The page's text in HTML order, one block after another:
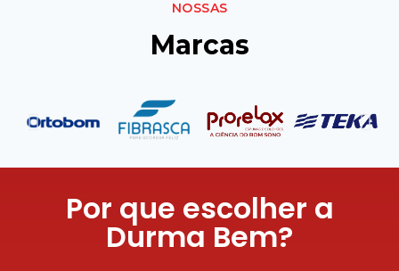
NOSSAS
Marcas
Por que escolher a
Durma Bem?